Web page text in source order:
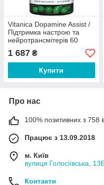
Vitanica Dopamine Assist /
Підтримка настрою та
нейротрансмітерів 60
капсул
1 687 ₴
Купити
Про нас
100% позитивних з 758
Працює з 13.09.2018
м. Київ
вулиця Голосіївська,
Контакти